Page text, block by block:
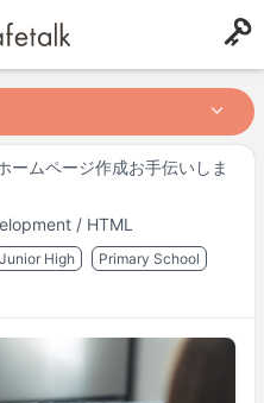
ームページ作成お手伝いしま
/ HTML
Junior High
Primary School
22:00